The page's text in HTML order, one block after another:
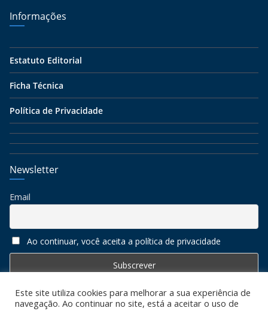
Informações
Estatuto Editorial
Ficha Técnica
Política de Privacidade
Newsletter
Email
Ao continuar, você aceita a política de privacidade
Este site utiliza cookies para melhorar a sua experiência de
navegação. Ao continuar no site, está a aceitar o uso de